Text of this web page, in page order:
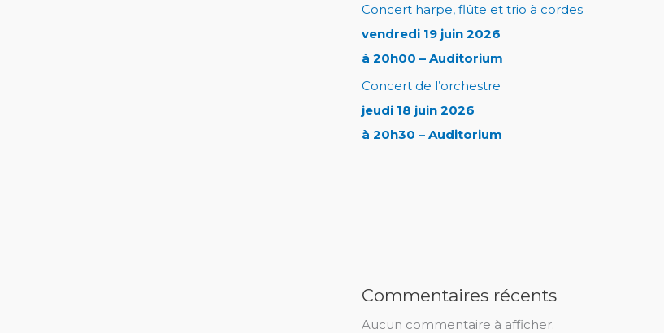
Concert harpe, flûte et trio à cordes
vendredi 19 juin 2026
à 20h00 – Auditorium
Concert de l’orchestre
jeudi 18 juin 2026
à 20h30 – Auditorium
Commentaires récents
Aucun commentaire à afficher.